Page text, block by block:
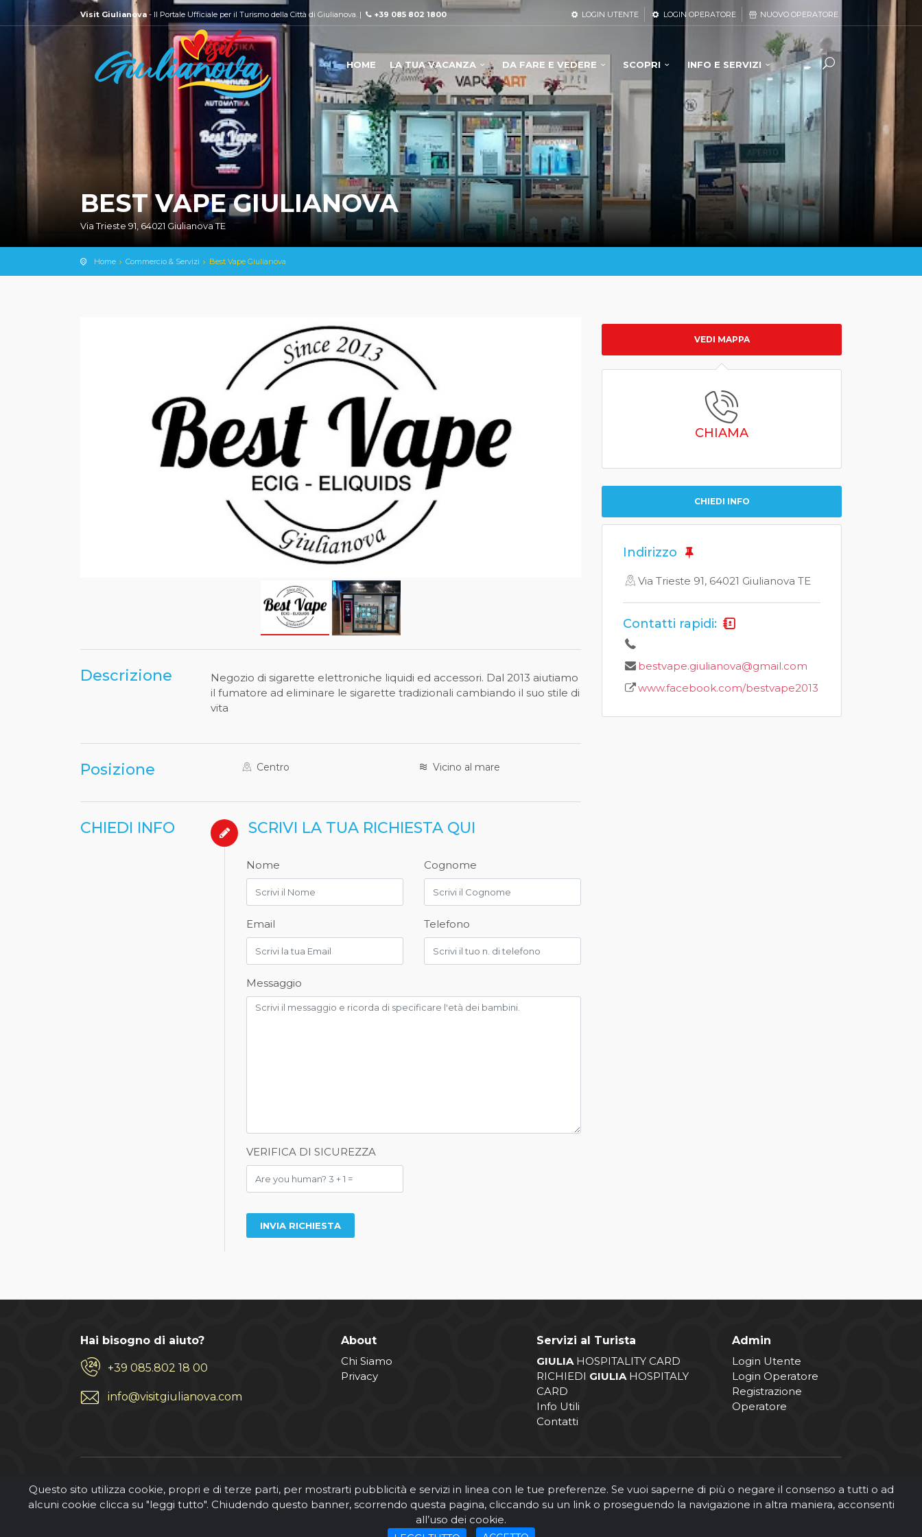
Visit Giulianova - Il Portale Ufficiale per il Turismo della Città di Giulianova. | +39 085 802 1800 LOGIN UTENTE LOGIN OPERATORE NUOVO OPERATORE
HOME LA TUA VACANZA DA FARE E VEDERE SCOPRI INFO E SERVIZI
BEST VAPE GIULIANOVA
Via Trieste 91, 64021 Giulianova TE
Home Commercio & Servizi Best Vape Giulianova
Descrizione
Negozio di sigarette elettroniche liquidi ed accessori. Dal 2013 aiutiamo
il fumatore ad eliminare le sigarette tradizionali cambiando il suo stile di
vita
Posizione Centro Vicino al mare
CHIEDI INFO SCRIVI LA TUA RICHIESTA QUI
Nome Cognome
Email Telefono
Messaggio
VERIFICA DI SICUREZZA
VEDI MAPPA
CHIAMA
CHIEDI INFO
Indirizzo
Via Trieste 91, 64021 Giulianova TE
Contatti rapidi:
bestvape.giulianova@gmail.com
www.facebook.com/bestvape2013
Hai bisogno di aiuto?
+39 085.802 18 00
info@visitgiulianova.com
About
Chi Siamo
Privacy
Servizi al Turista
GIULIA HOSPITALITY CARD
RICHIEDI GIULIA HOSPITALY
CARD
Info Utili
Contatti
Admin
Login Utente
Login Operatore
Registrazione
Operatore
© Comune di Giulianova 2026
Questo sito utilizza cookie, propri e di terze parti, per mostrarti pubblicità e servizi in linea con le tue preferenze. Se vuoi saperne di più o negare il consenso a tutti o ad
alcuni cookie clicca su "leggi tutto". Chiudendo questo banner, scorrendo questa pagina, cliccando su un link o proseguendo la navigazione in altra maniera, acconsenti
all’uso dei cookie.